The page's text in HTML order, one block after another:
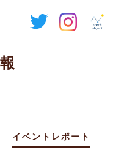
イベントレポート